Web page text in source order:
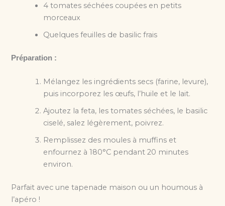
4 tomates séchées coupées en petits
morceaux
Quelques feuilles de basilic frais
Préparation :
Mélangez les ingrédients secs (farine, levure),
puis incorporez les œufs, l’huile et le lait.
Ajoutez la feta, les tomates séchées, le basilic
ciselé, salez légèrement, poivrez.
Remplissez des moules à muffins et
enfournez à 180°C pendant 20 minutes
environ.
Parfait avec une tapenade maison ou un houmous à
l’apéro !